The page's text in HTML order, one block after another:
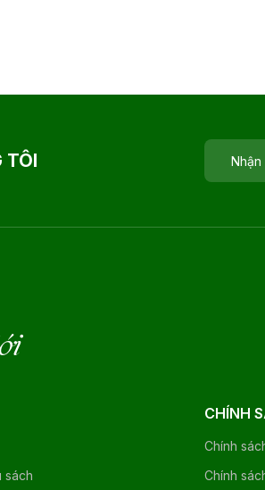
TÔI
sách
CHÍNH
Chính
Chính